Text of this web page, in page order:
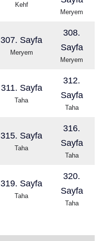
Kehf
Meryem
307. Sayfa
Meryem
308.
Sayfa
Meryem
311. Sayfa
Taha
312.
Sayfa
Taha
315. Sayfa
Taha
316.
Sayfa
Taha
319. Sayfa
Taha
320.
Sayfa
Taha